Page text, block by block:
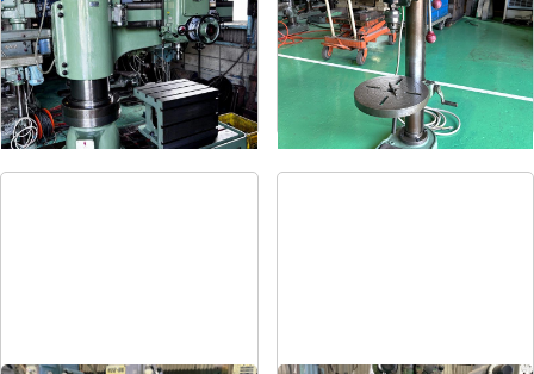
メーカー 森精機
形 式 YR3-115
年 式-
メーカー 吉良
形 式KRT-340
式-